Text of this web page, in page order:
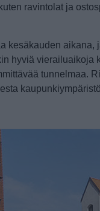
ravintolat ja
kesäkauden
hyviä
tunnelmaa.